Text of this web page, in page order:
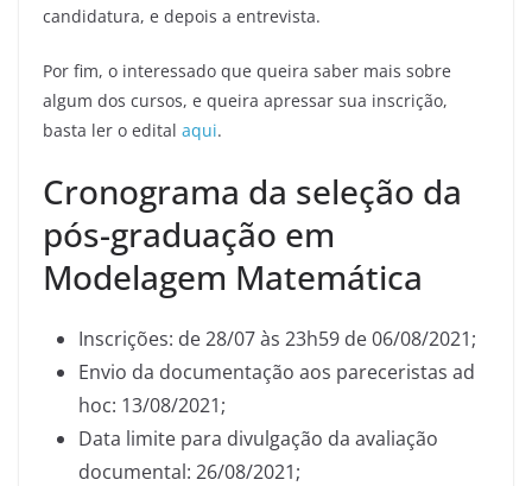
candidatura, e depois a entrevista.
Por fim, o interessado que queira saber mais sobre
algum dos cursos, e queira apressar sua inscrição,
basta ler o edital aqui.
Cronograma da seleção da
pós-graduação em
Modelagem Matemática
Inscrições: de 28/07 às 23h59 de 06/08/2021;
Envio da documentação aos pareceristas ad
hoc: 13/08/2021;
Data limite para divulgação da avaliação
documental: 26/08/2021;